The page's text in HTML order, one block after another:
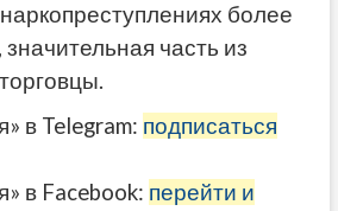
более
значительная часть из
в Telegram: подписаться
в Facebook: перейти и